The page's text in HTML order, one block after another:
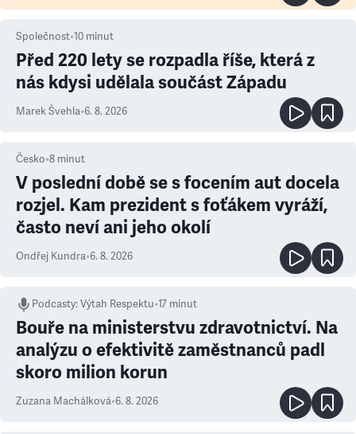
Společnost•10 minut
Před 220 lety se rozpadla říše, která z
nás kdysi udělala součást Západu
Marek Švehla•6. 8. 2026
Česko•8 minut
V poslední době se s focením aut docela
rozjel. Kam prezident s foťákem vyráží,
často neví ani jeho okolí
Ondřej Kundra•6. 8. 2026
Podcasty:Výtah Respektu•17 minut
Bouře na ministerstvu zdravotnictví. Na
analýzu o efektivitě zaměstnanců padl
skoro milion korun
Zuzana Machálková•6. 8. 2026